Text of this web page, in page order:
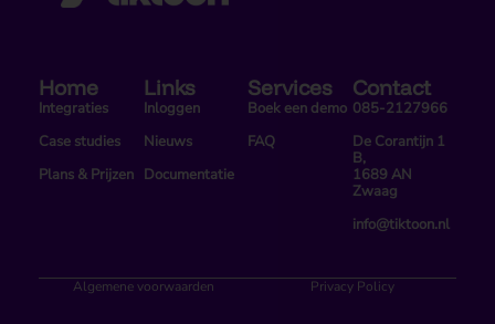
Home
Integraties
Case studies
Plans & Prijzen
Links
Inloggen
Nieuws
Documentatie
Services
Boek een demo
FAQ
Contact
085-2127966
De Corantijn 1
B,
1689 AN
Zwaag
info@tiktoon.nl
Algemene voorwaarden Privacy Policy